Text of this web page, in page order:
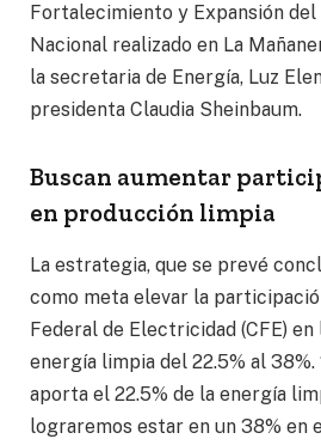
Fortalecimiento y Expansión
Nacional realizado en La
la secretaria de Energía, Luz
presidenta Claudia Sheinbaum.
Buscan aumentar
en producción limpia
La estrategia, que se prevé
como meta elevar la
Federal de Electricidad (CFE)
energía limpia del 22.5% al 38%.
aporta el 22.5% de la energía
lograremos estar en un 38% en